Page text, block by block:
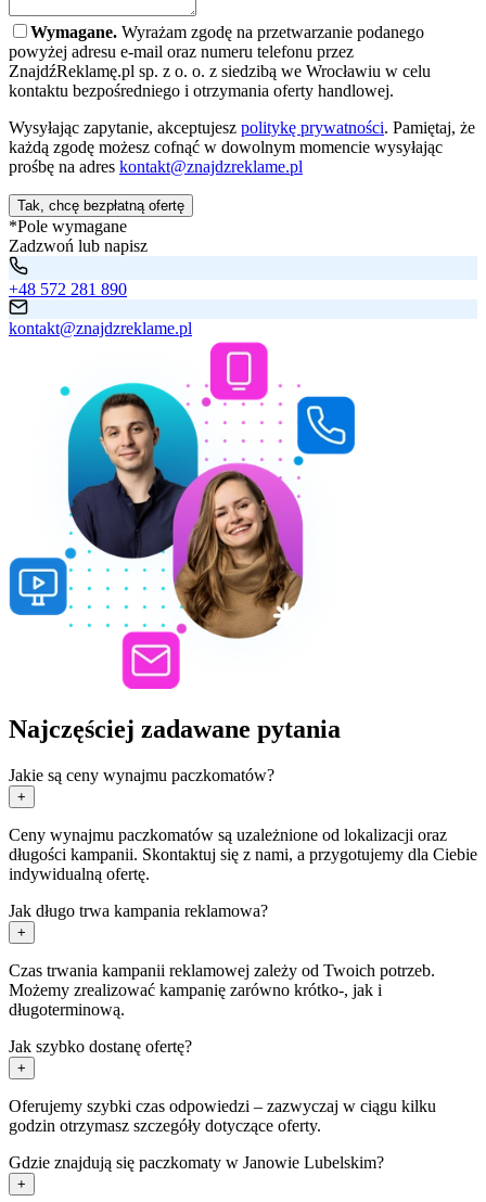
Wymagane. Wyrażam zgodę na przetwarzanie podanego
powyżej adresu e-mail oraz numeru telefonu przez
ZnajdźReklamę.pl sp. z o. o. z siedzibą we Wrocławiu w celu
kontaktu bezpośredniego i otrzymania oferty handlowej.
Wysyłając zapytanie, akceptujesz politykę prywatności. Pamiętaj, że
każdą zgodę możesz cofnąć w dowolnym momencie wysyłając
prośbę na adres kontakt@znajdzreklame.pl
Tak, chcę bezpłatną ofertę
*Pole wymagane
Zadzwoń lub napisz
+48 572 281 890
kontakt@znajdzreklame.pl
Najczęściej zadawane pytania
Jakie są ceny wynajmu paczkomatów?
+
Ceny wynajmu paczkomatów są uzależnione od lokalizacji oraz
długości kampanii. Skontaktuj się z nami, a przygotujemy dla Ciebie
indywidualną ofertę.
Jak długo trwa kampania reklamowa?
+
Czas trwania kampanii reklamowej zależy od Twoich potrzeb.
Możemy zrealizować kampanię zarówno krótko-, jak i
długoterminową.
Jak szybko dostanę ofertę?
+
Oferujemy szybki czas odpowiedzi – zazwyczaj w ciągu kilku
godzin otrzymasz szczegóły dotyczące oferty.
Gdzie znajdują się paczkomaty w Janowie Lubelskim?
+